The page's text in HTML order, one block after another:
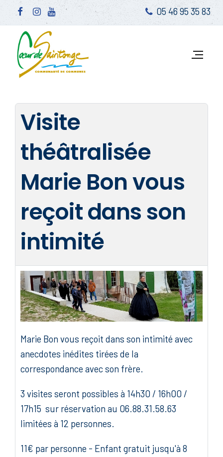
05 46 95 35 83
Visite
théâtralisée
Marie Bon vous
reçoit dans son
intimité
Marie Bon vous reçoit dans son intimité avec
anecdotes inédites tirées de la
correspondance avec son frère.
3 visites seront possibles à 14h30 / 16h00 /
17h15 sur réservation au 06.88.31.58.63
limitées à 12 personnes.
11€ par personne - Enfant gratuit jusqu'à 8